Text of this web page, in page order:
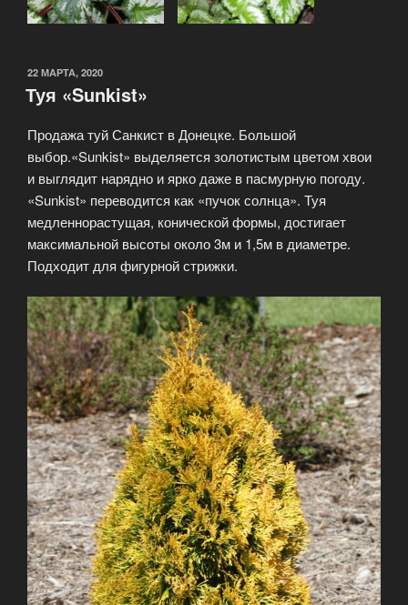
ОПУБЛИКОВАНО
22 МАРТА, 2020
Туя «Sunkist»
Продажа туй Санкист в Донецке. Большой
выбор.«Sunkist» выделяется золотистым цветом хвои
и выглядит нарядно и ярко даже в пасмурную погоду.
«Sunkist» переводится как «пучок солнца». Туя
медленнорастущая, конической формы, достигает
максимальной высоты около 3м и 1,5м в диаметре.
Подходит для фигурной стрижки.